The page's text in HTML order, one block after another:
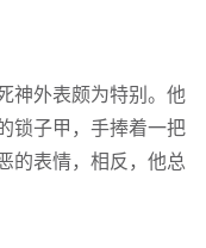
神外表颇为特别。他
锁子甲，手捧着一把
的表情，相反，他总